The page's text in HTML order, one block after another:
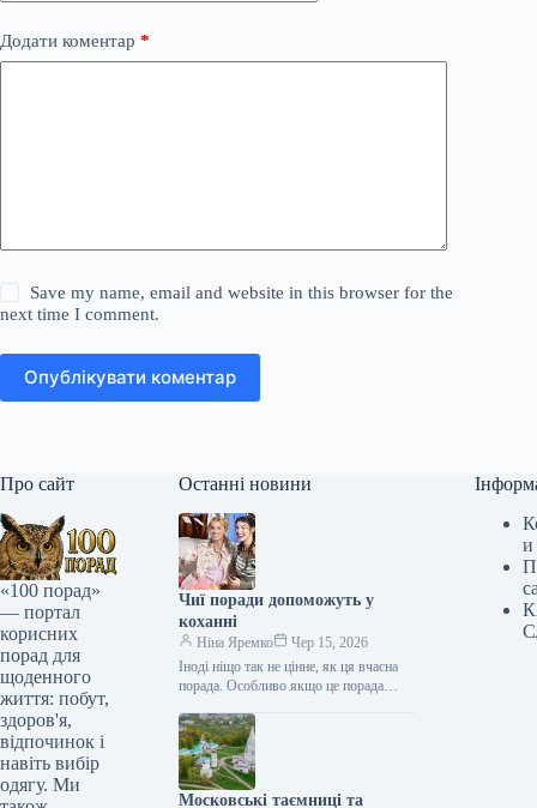
Додати коментар *
Save my name, email and website in this browser for the
next time I comment.
Опублікувати коментар
Про сайт
«100 порад»
— портал
корисних
порад для
щоденного
життя: побут,
здоров'я,
відпочинок і
навіть вибір
одягу. Ми
Останні новини
Чиї поради допоможуть у
коханні
Ніна Яремко
Чер 15, 2026
Іноді ніщо так не цінне, як ця вчасна
порада. Особливо якщо це порада
косметолога, тренера, стиліста…
Московські таємниці та
и